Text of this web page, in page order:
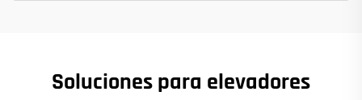
Soluciones para elevadores